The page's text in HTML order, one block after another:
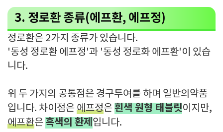
3. 정로환 종류(에프환, 에프정)
정로환은 2가지 종류가 있습니다.
'동성 정로환 에프정'과 '동성 정로화 에프환'이 있습
니다.
위 두 가지의 공통점은 경구투여를 하며 일반의약품
입니다. 차이점은에프정은흰색 원형 태블릿이지만,
에프환은 흑색의 환제 입니다.